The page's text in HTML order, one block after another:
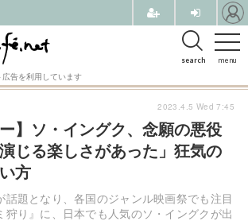
menu
search
告を利用しています
ー】ソ・イングク、念願の悪役
演じる楽しさがあった」狂気の
方
話題となり、各国のジャンル映画祭でも注目
狩り』に、日本でも人気のソ・イングクが出
2023.4.5 Wed 7:45